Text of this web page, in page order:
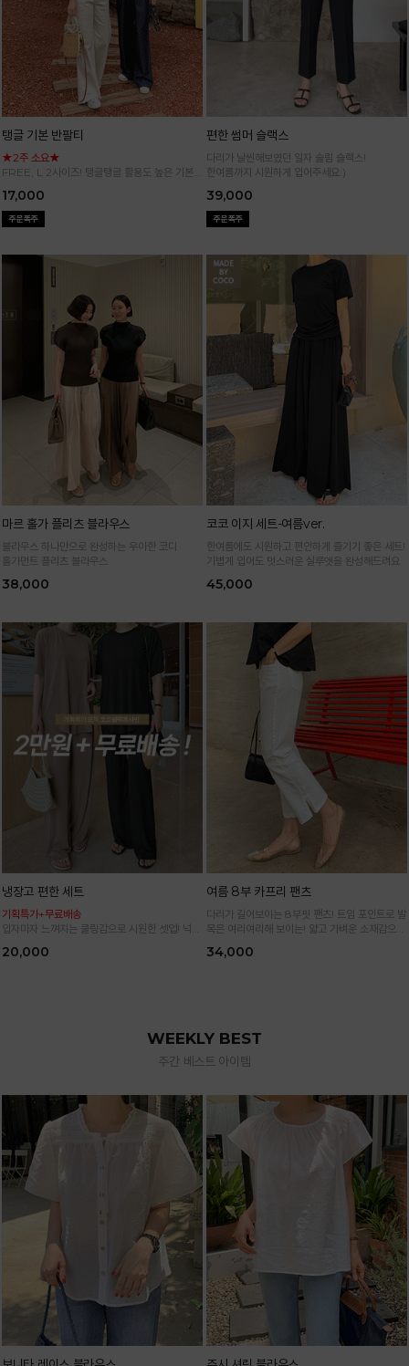
탱글 기본 반팔티
★2주 소요★
FREE, L 2사이즈! 탱글탱글 활용도 높은 기본
17,000
편한 썸머 슬랙스
다리가 날씬해보였던 일자 슬림 슬랙스!
한여름까지 시원하게 입어주세요:)
39,000
마르 홀가 플리츠 블라우스
블라우스 하나만으로 완성하는 우아한 코디
홀가먼트 플리츠 블라우스
38,000
코코 이지 세트-여름ver.
한여름에도 시원하고 편안하게 즐기기 좋은 세트!
가볍게 입어도 멋스러운 실루엣을 완성해드려요
45,000
냉장고 편한 세트
기획특가+무료배송
입자마자 느껴지는 쿨링감으로 시원한 셋업! 넉넉
20,000
여름 8부 카프리 팬츠
다리가 길어보이는 8부핏 팬츠! 트임 포인트로 발
목은 여리여리해 보이는! 얇고 가벼운 소재감으로
*블랙·주문폭주로 인한 입고지연·순차발송 진행중
34,000
WEEKLY BEST
주간 베스트 아이템